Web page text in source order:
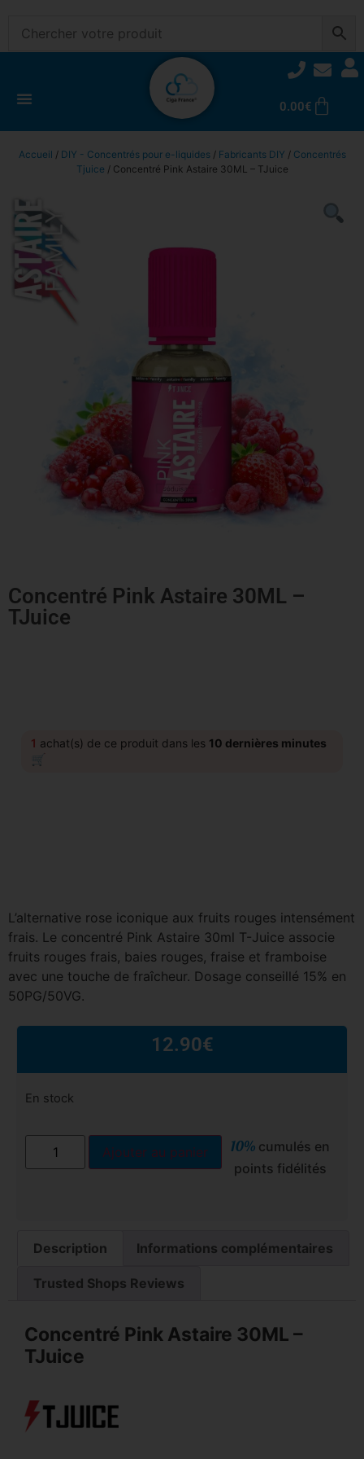
0.00€
Accueil / DIY - Concentrés pour e-liquides/ Fabricants DIY / Concentrés
Tjuice / Concentré Pink Astaire 30ML – TJuice
Concentré Pink Astaire 30ML –
TJuice
1 achat(s) de ce produit dans les 10 dernières minutes
🛒
L’alternative rose iconique aux fruits rouges intensément
frais. Le concentré Pink Astaire 30ml T-Juice associe
fruits rouges frais, baies rouges, fraise et framboise
avec une touche de fraîcheur. Dosage conseillé 15% en
50PG/50VG.
12.90€
En stock
Ajouter au panier 10% cumulés en
points fidélités
Description Informations complémentaires
Trusted Shops Reviews
Concentré Pink Astaire 30ML –
TJuice